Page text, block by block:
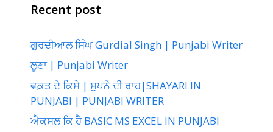
Recent post
ਗੁਰਦੀਆਲ ਸਿੰਘ Gurdial Singh | Punjabi Writer
ਲੂਣਾ | Punjabi Writer
ਵਕ਼ਤ ਦੇ ਕਿਸੇ | ਸੁਪਨੇ ਦੀ ਰਾਹ|SHAYARI IN
PUNJABI | PUNJABI WRITER
ਐਕਸਲ ਕਿ ਹੈ BASIC MS EXCEL IN PUNJABI